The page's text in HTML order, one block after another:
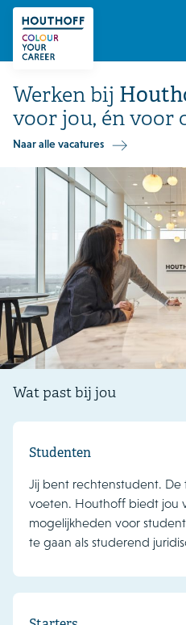
Werken bij
voor jou, én voor
Naar alle vacatures
Wat past bij jou
Studenten
Jij bent rechtenstudent. De
voeten. Houthoff biedt jou
mogelijkheden voor
te gaan als studerend